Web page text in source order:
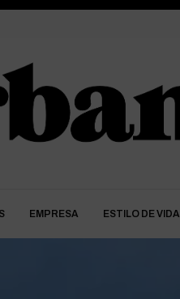
EMPRESA ESTILO DE VIDA